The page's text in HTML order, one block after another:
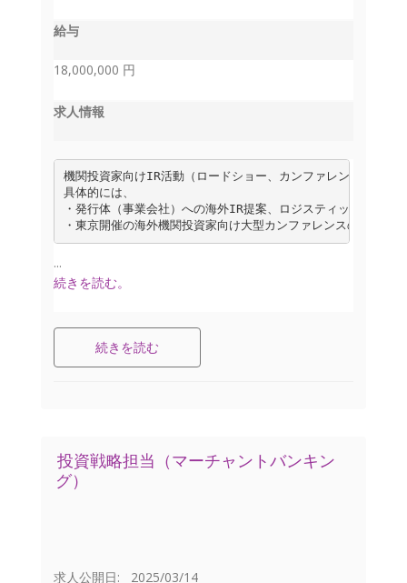
給与
18,000,000 円
求人情報
機関投資家向けIR活動（ロードショー、カンファレンス、ミー
具体的には、
・発行体（事業会社）への海外IR提案、ロジスティックのサポ
・東京開催の海外機関投資家向け大型カンファレンスの運営など
...
続きを読む。
続きを読む
投資戦略担当（マーチャントバンキン
グ）
求人公開日: 2025/03/14